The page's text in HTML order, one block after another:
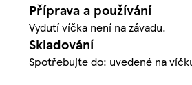
Příprava a používání
Vydutí víčka není na závadu.
Skladování
Spotřebujte do: uvedené na